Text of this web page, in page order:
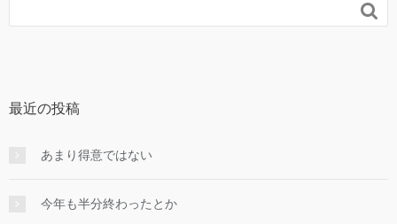

最近の投稿
あまり得意ではない
今年も半分終わったとか